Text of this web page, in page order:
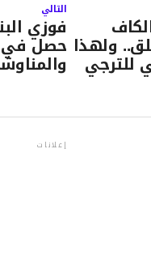
التالي
فوزي
حصل في ولهذا
للترجي
إعلانات